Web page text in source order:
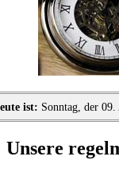
ist: Sonntag, der
Unsere